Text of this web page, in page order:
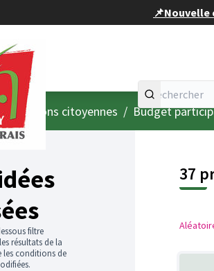
📌Nouvelle
citoyennes / Budget
filtre
résultats de la
les conditions de
37